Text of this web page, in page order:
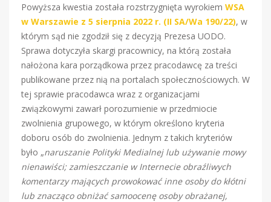
Powyższa kwestia została rozstrzygnięta wyrokiem WSA
w Warszawie z 5 sierpnia 2022 r. (II SA/Wa 190/22), w
którym sąd nie zgodził się z decyzją Prezesa UODO.
Sprawa dotyczyła skargi pracownicy, na którą została
nałożona kara porządkowa przez pracodawcę za treści
publikowane przez nią na portalach społecznościowych. W
tej sprawie pracodawca wraz z organizacjami
związkowymi zawarł porozumienie w przedmiocie
zwolnienia grupowego, w którym określono kryteria
doboru osób do zwolnienia. Jednym z takich kryteriów
było „naruszanie Polityki Medialnej lub używanie mowy
nienawiści; zamieszczanie w Internecie obraźliwych
komentarzy mających prowokować inne osoby do kłótni
lub znacząco obniżać samoocenę osoby obrażanej,